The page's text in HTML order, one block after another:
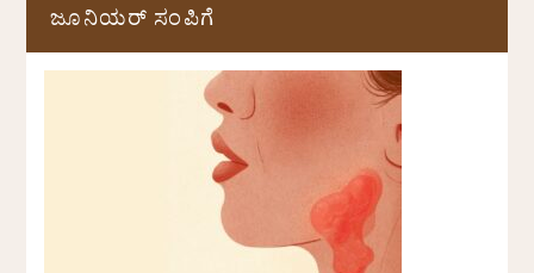
ಜೂನಿಯರ್ ಸಂಪಿಗೆ